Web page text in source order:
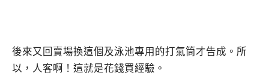
後來又回賣場換這個及泳池專用的打氣筒才告成。所
以，人客啊！這就是花錢買經驗。